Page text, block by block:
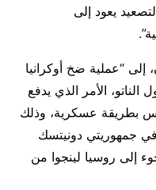
يعود إلى
“عملية ضخ أوكرانيا
الناتو، الأمر الذي يدفع
بطريقة عسكرية، وذلك
جمهوريتي دونيتسك
إلى روسيا لينجوا من